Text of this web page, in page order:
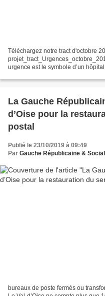
Téléchargez notre tract d'octobre
urgence est le symbole d’un
La Gauche
d’Oise pour la
postal
Publié le 23/10/2019 à 09:49
Par Gauche Républicaine &
bureaux de poste fermés ou